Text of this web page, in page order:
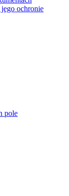
ochronie
pole